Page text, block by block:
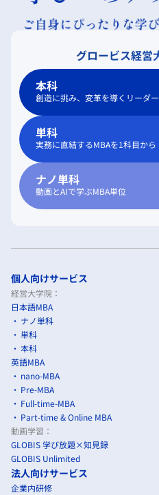
グロービス経営
本科
創造に挑み、変革を導くリーダ
単科
実務に直結するMBAを1科目から
ナノ単科
動画とAIで学ぶMBA単位
個人向けサービス
経営大学院：
日本語MBA
ナノ単科
単科
本科
英語MBA
nano-MBA
Pre-MBA
Full-time-MBA
Part-time & Online MBA
動画学習：
GLOBIS 学び放題×知見録
GLOBIS Unlimited
法人向けサービス
企業内研修